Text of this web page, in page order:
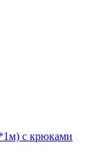
с крюками